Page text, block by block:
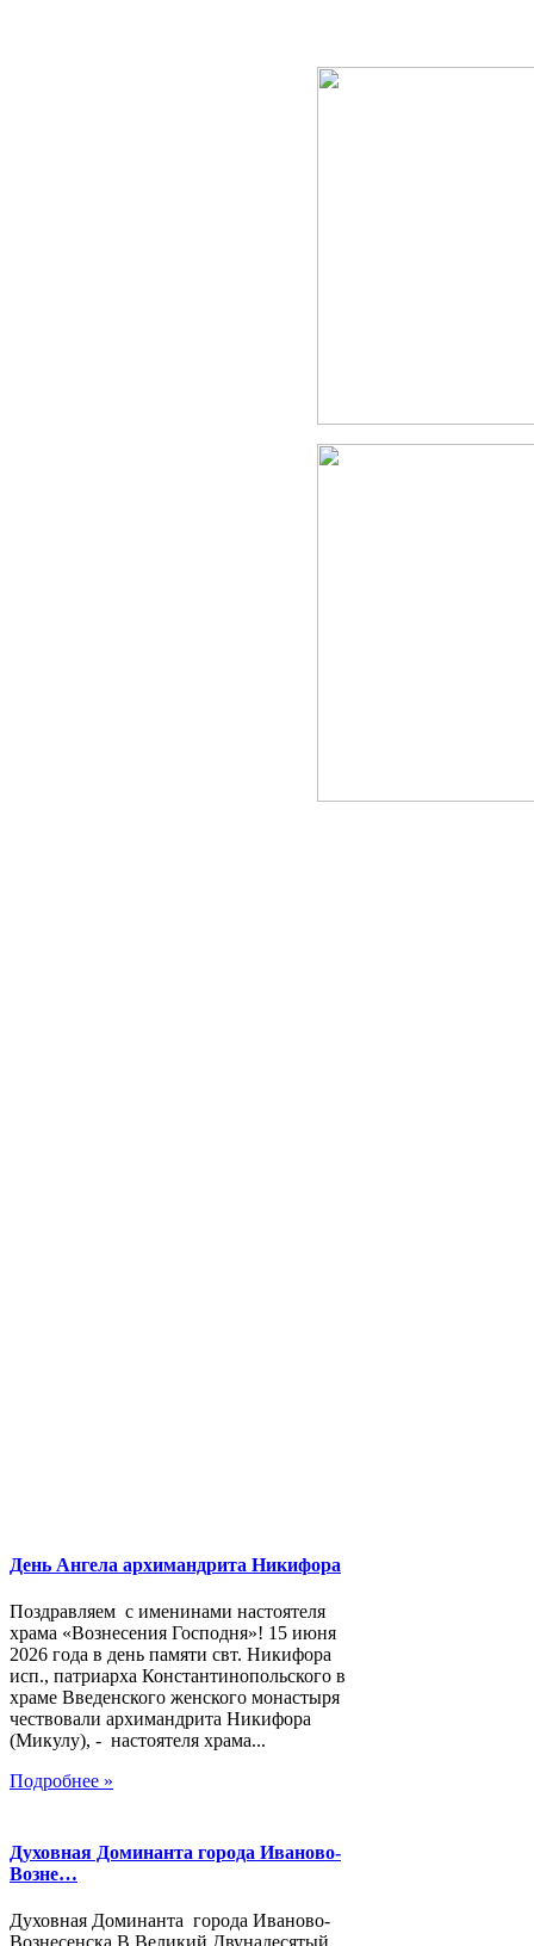
День Ангела архимандрита Никифора
Поздравляем с именинами настоятеля
храма «Вознесения Господня»! 15 июня
2026 года в день памяти свт. Никифора
исп., патриарха Константинопольского в
храме Введенского женского монастыря
чествовали архимандрита Никифора
(Микулу), - настоятеля храма...
Подробнее »
Духовная Доминанта города Иваново-
Возне…
Духовная Доминанта города Иваново-
Вознесенска В Великий Двунадесятый